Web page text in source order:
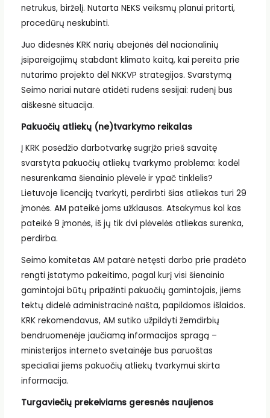
netrukus, birželį. Nutarta NEKS veiksmų planui pritarti,
procedūrų neskubinti.
Juo didesnės KRK narių abejonės dėl nacionalinių
įsipareigojimų stabdant klimato kaitą, kai pereita prie
nutarimo projekto dėl NKKVP strategijos. Svarstymą
Seimo nariai nutarė atidėti rudens sesijai: rudenį bus
aiškesnė situacija.
Pakuočių atliekų (ne)tvarkymo reikalas
Į KRK posėdžio darbotvarkę sugrįžo prieš savaitę
svarstyta pakuočių atliekų tvarkymo problema: kodėl
nesurenkama šienainio plėvelė ir ypač tinklelis?
Lietuvoje licenciją tvarkyti, perdirbti šias atliekas turi 29
įmonės. AM pateikė joms užklausas. Atsakymus kol kas
pateikė 9 įmonės, iš jų tik dvi plėvelės atliekas surenka,
perdirba.
Seimo komitetas AM patarė netęsti darbo prie pradėto
rengti įstatymo pakeitimo, pagal kurį visi šienainio
gamintojai būtų pripažinti pakuočių gamintojais, jiems
tektų didelė administracinė našta, papildomos išlaidos.
KRK rekomendavus, AM sutiko užpildyti žemdirbių
bendruomenėje jaučiamą informacijos spragą –
ministerijos interneto svetainėje bus paruoštas
specialiai jiems pakuočių atliekų tvarkymui skirta
informacija.
Turgaviečių prekeiviams geresnės naujienos